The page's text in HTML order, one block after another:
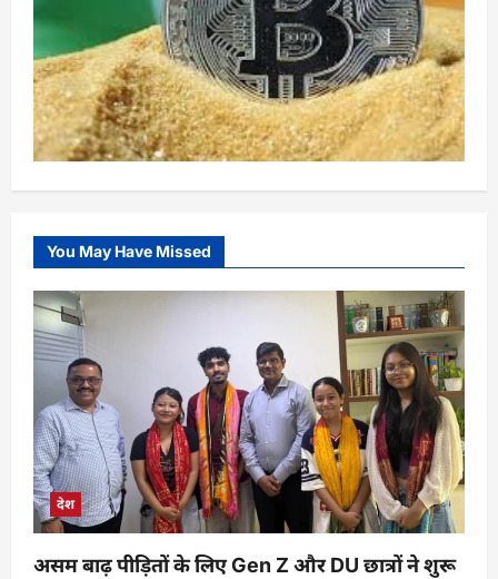
You May Have Missed
देश
असम बाढ़ पीड़ितों के लिए Gen Z और DU छात्रों ने शुरू